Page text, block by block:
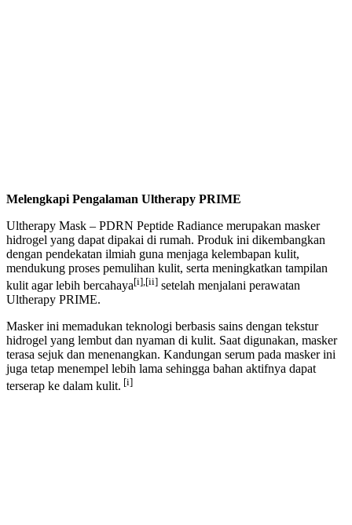
Melengkapi Pengalaman Ultherapy PRIME
Ultherapy Mask – PDRN Peptide Radiance merupakan masker
hidrogel yang dapat dipakai di rumah. Produk ini dikembangkan
dengan pendekatan ilmiah guna menjaga kelembapan kulit,
mendukung proses pemulihan kulit, serta meningkatkan tampilan
kulit agar lebih bercahaya[i],[ii] setelah menjalani perawatan
Ultherapy PRIME.
Masker ini memadukan teknologi berbasis sains dengan tekstur
hidrogel yang lembut dan nyaman di kulit. Saat digunakan, masker
terasa sejuk dan menenangkan. Kandungan serum pada masker ini
juga tetap menempel lebih lama sehingga bahan aktifnya dapat
terserap ke dalam kulit. [i]